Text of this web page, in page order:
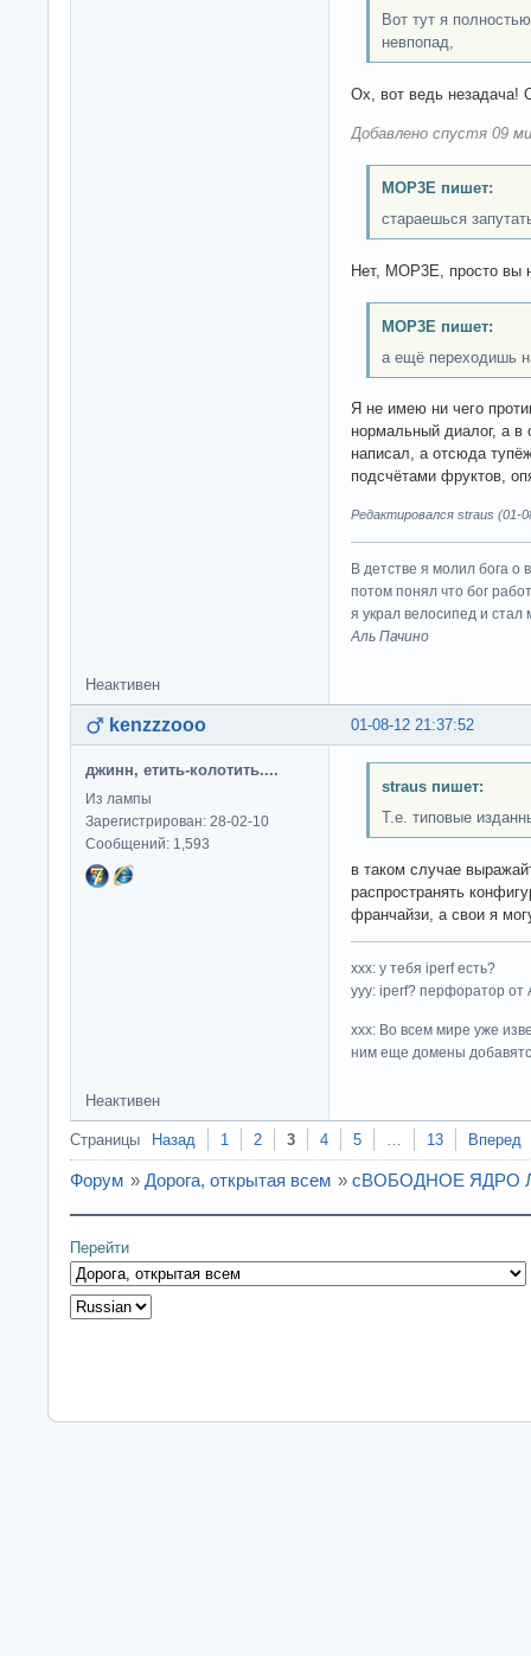
Вот тут я
невпопад,
Ох, вот ведь незадача!
Добавлено спустя 09
MOP3E пишет:
стараешься
Нет, MOP3E, просто вы
MOP3E пишет:
а ещё переходишь
Я не имею ни чего
нормальный диалог, а в
написал, а отсюда
подсчётами фруктов,
Редактировался straus (01-
В детстве я молил бога о
потом понял что бог
я украл велосипед и стал
Аль Пачино
Неактивен
01-08-12 21:37:52
kenzzzooo
джинн, етить-колотить....
Из лампы
Зарегистрирован: 28-02-10
Сообщений: 1,593
straus пишет:
Т.е. типовые
в таком случае
распространять
франчайзи, а свои я
ххх: у тебя iperf есть?
yyy: iperf? перфоратор от
xxx: Во всем мире уже
ним еще домены
Неактивен
Страницы Назад 1 2 3 4 5 13 Вперед
Форум » Дорога, открытая всем » сВОБОДНОЕ ЯДРО
Перейти